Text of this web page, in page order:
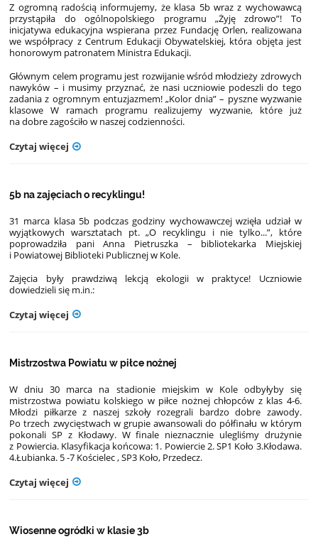
Z ogromną radością informujemy, że klasa 5b wraz z wychowawcą
przystąpiła do ogólnopolskiego programu „Żyję zdrowo”! To
inicjatywa edukacyjna wspierana przez Fundację Orlen, realizowana
we współpracy z Centrum Edukacji Obywatelskiej, która objęta jest
honorowym patronatem Ministra Edukacji.
Głównym celem programu jest rozwijanie wśród młodzieży zdrowych
nawyków – i musimy przyznać, że nasi uczniowie podeszli do tego
zadania z ogromnym entuzjazmem! „Kolor dnia” – pyszne wyzwanie
klasowe W ramach programu realizujemy wyzwanie, które już
na dobre zagościło w naszej codzienności.
Czytaj więcej
5b na zajęciach o recyklingu! ️
31 marca klasa 5b podczas godziny wychowawczej wzięła udział w
wyjątkowych warsztatach pt. „O recyklingu i nie tylko...”, które
poprowadziła pani Anna Pietruszka – bibliotekarka Miejskiej
i Powiatowej Biblioteki Publicznej w Kole.
Zajęcia były prawdziwą lekcją ekologii w praktyce! Uczniowie
dowiedzieli się m.in.:
Czytaj więcej
Mistrzostwa Powiatu w piłce nożnej
W dniu 30 marca na stadionie miejskim w Kole odbyłyby się
mistrzostwa powiatu kolskiego w piłce nożnej chłopców z klas 4-6.
Młodzi piłkarze z naszej szkoły rozegrali bardzo dobre zawody.
Po trzech zwycięstwach w grupie awansowali do półfinału w którym
pokonali SP z Kłodawy. W finale nieznacznie ulegliśmy drużynie
z Powiercia. Klasyfikacja końcowa: 1. Powiercie 2. SP1 Koło 3.Kłodawa.
4.Łubianka. 5 -7 Kościelec , SP3 Koło, Przedecz.
Czytaj więcej
Wiosenne ogródki w klasie 3b